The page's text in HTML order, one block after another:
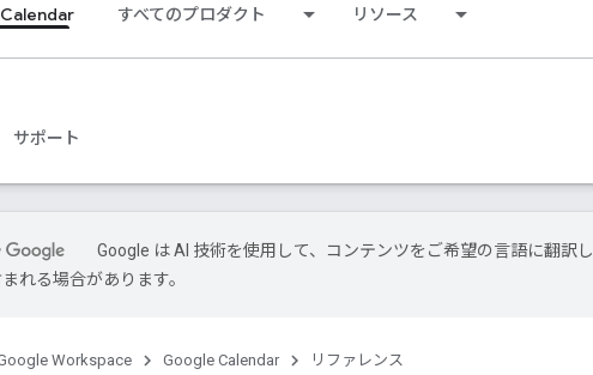
すべてのプロダクト リソース
サポート
Google は AI 技術を使用して、コンテンツをご希望の言語に翻訳
まれる場合があります。
Workspace Google Calendar リファレンス